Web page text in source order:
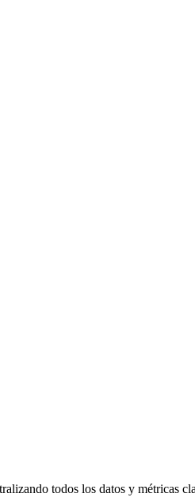
todos los datos y métricas